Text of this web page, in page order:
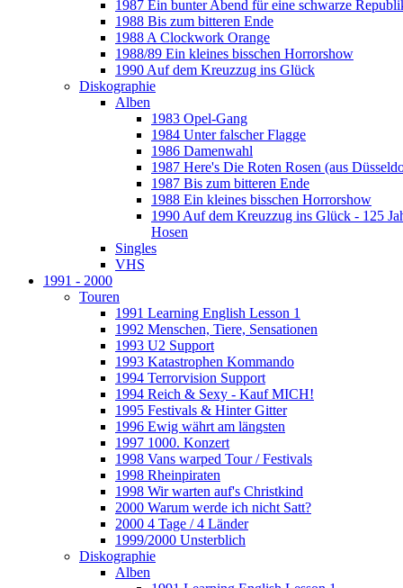
1987 Ein bunter Abend für eine schwarze
1988 Bis zum bitteren Ende
1988 A Clockwork Orange
1988/89 Ein kleines bisschen Horrorshow
1990 Auf dem Kreuzzug ins Glück
Diskographie
Alben
1983 Opel-Gang
1984 Unter falscher Flagge
1986 Damenwahl
1987 Here's Die Roten Rosen (aus
1987 Bis zum bitteren Ende
1988 Ein kleines bisschen Horrorshow
1990 Auf dem Kreuzzug ins Glück - 125
Hosen
Singles
VHS
1991 - 2000
Touren
1991 Learning English Lesson 1
1992 Menschen, Tiere, Sensationen
1993 U2 Support
1993 Katastrophen Kommando
1994 Terrorvision Support
1994 Reich & Sexy - Kauf MICH!
1995 Festivals & Hinter Gitter
1996 Ewig währt am längsten
1997 1000. Konzert
1998 Vans warped Tour / Festivals
1998 Rheinpiraten
1998 Wir warten auf's Christkind
2000 Warum werde ich nicht Satt?
2000 4 Tage / 4 Länder
1999/2000 Unsterblich
Diskographie
Alben